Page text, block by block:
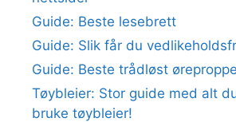
Guide: Beste lesebrett
Guide: Slik får du
Guide: Beste trådløst
Tøybleier: Stor guide med alt
bruke tøybleier!